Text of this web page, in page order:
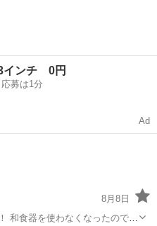
インチ 0円
募は1分
Ad
8月8日